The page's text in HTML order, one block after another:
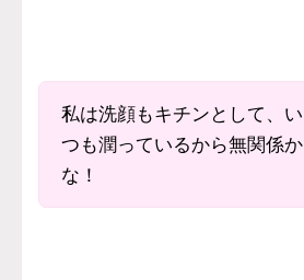
私は洗顔もキチンとして、い
つも潤っているから無関係か
な！